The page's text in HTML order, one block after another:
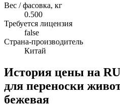
Вес / фасовка, кг
0.500
Требуется лицензия
false
Страна-производитель
Китай
История цены на
для переноски
бежевая